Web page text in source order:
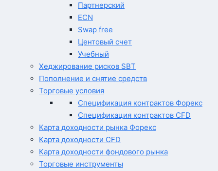
Партнерский
ECN
Swap free
Центовый счет
Учебный
Хеджирование рисков SBT
Пополнение и снятие средств
Торговые условия
Спецификация контрактов Форекс
Спецификация контрактов CFD
Карта доходности рынка Форекс
Карта доходности CFD
Карта доходности фондового рынка
Торговые инструменты